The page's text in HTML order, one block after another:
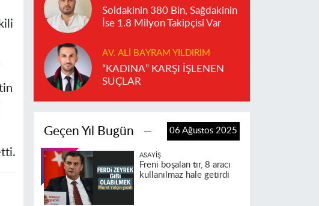
Soldakinin 380 Bin, Sağdakinin
İse 1.8 Milyon Takipçisi Var
AV. ALI BAYRAM YILDIRIM
“KADINA” KARŞI İŞLENEN
SUÇLAR
Geçen Yıl Bugün 06 Ağustos 2025
ASAYIŞ
Freni boşalan tır, 8 aracı
kullanılmaz hale getirdi